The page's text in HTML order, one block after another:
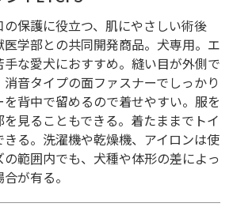
保護に役立つ、肌にやさしい術後
学部との共同開発商品。犬専用。エ
手な愛犬におすすめ。縫い目が外側で
音タイプの面ファスナーでしっかり
背中で留めるので着せやすい。服を
見ることもできる。着たままでトイ
きる。洗濯機や乾燥機、アイロンは使
範囲内でも、犬種や体形の差によっ
が有る。